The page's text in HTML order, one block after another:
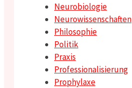
Neurobiologie
Neurowissenschaften
Philosophie
Politik
Praxis
Professionalisierung
Prophylaxe